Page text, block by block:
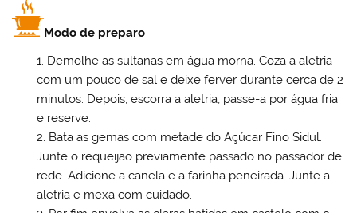
Modo de preparo
Demolhe as sultanas em água morna. Coza a aletria
com um pouco de sal e deixe ferver durante cerca de 2
minutos. Depois, escorra a aletria, passe-a por água fria
e reserve.
Bata as gemas com metade do Açúcar Fino Sidul.
Junte o requeijão previamente passado no passador de
rede. Adicione a canela e a farinha peneirada. Junte a
aletria e mexa com cuidado.